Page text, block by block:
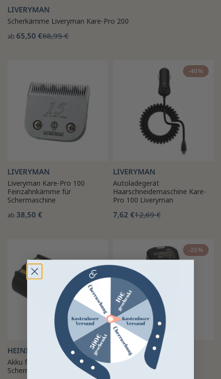
LIVERYMAN
Scherkämme Liveryman Kare-Pro 200
ab 65,50 €68,95 €
LIVERYMAN
Liveryman Kare-Pro 100
Feinzahnkämme für
Schermaschine
ab 38,50 €
-40%
LIVERYMAN
Autoladegerät
Haarschneidemaschine Kare-
Pro 100 Liveryman
7,62 €12,69 €
HEINIGER
Akku für Heiniger Saphir
Schermaschine
-25%
WAHL
Akku für Wahl Adelar Pro
Haarschneider